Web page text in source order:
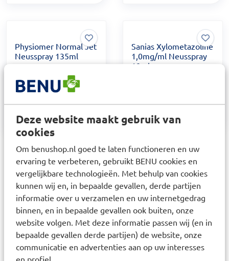
Deze website maakt gebruik van
cookies
Om benushop.nl goed te laten functioneren en uw
ervaring te verbeteren, gebruikt BENU cookies en
vergelijkbare technologieën. Met behulp van cookies
kunnen wij en, in bepaalde gevallen, derde partijen
informatie over u verzamelen en uw internetgedrag
binnen, en in bepaalde gevallen ook buiten, onze
website volgen. Met deze informatie passen wij (en in
bepaalde gevallen derde partijen) de website, onze
communicatie en advertenties aan op uw interesses
en profiel.
Physiomer Normal Jet
Neusspray 135ml
Sanias Xylometazoline
1,0mg/ml Neusspray
10ml
1 3
Waarvoor gebruikt u neusverzorging?
Neusverzorgingsproducten worden vaak gebruikt bij:
een verstopte neus door verkoudheid
een loopneus of geïrriteerd neusslijmvlies
droge neus door lucht of verwarming
ondersteuning bij allergieklachten zoals hooikoorts